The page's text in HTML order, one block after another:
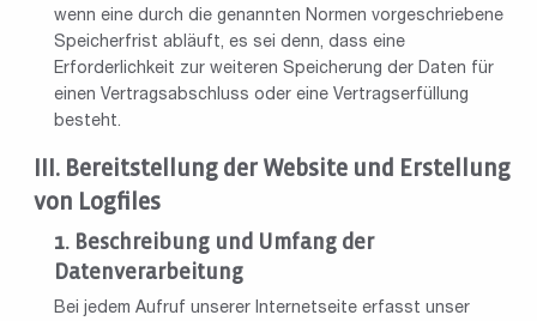
wenn eine durch die genannten Normen vorgeschriebene
Speicherfrist abläuft, es sei denn, dass eine
Erforderlichkeit zur weiteren Speicherung der Daten für
einen Vertragsabschluss oder eine Vertragserfüllung
besteht.
Bereitstellung der Website und Erstellung
von Logfiles
Beschreibung und Umfang der
Datenverarbeitung
Bei jedem Aufruf unserer Internetseite erfasst unser